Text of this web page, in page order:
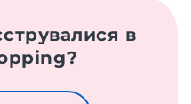
в